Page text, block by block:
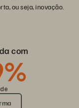
ou seja, inovação.
com